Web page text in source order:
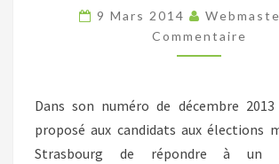
À
NOTRE
9 Mars 2014
Commentaire
Dans son numéro de décembre
proposé aux candidats aux élections
Strasbourg de répondre à un